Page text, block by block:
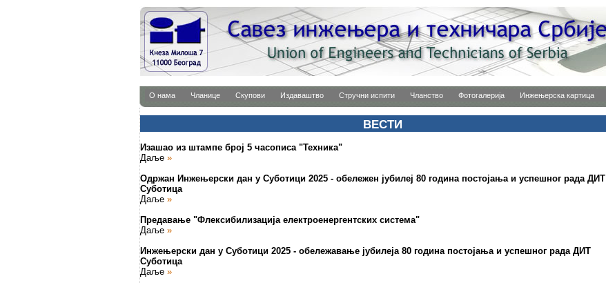
О нама Чланице Скупови Издаваштво Стручни испити Чланство Фотогалерија Инжењерска картица
ВЕСТИ
Изашао из штампе број 5 часописа "Техника"
Даље »
Одржан Инжењерски дан у Суботици 2025 - обележен јубилеј 80 година постојања и успешног рада ДИТ
Суботица
Даље »
Предавање "Флексибилизација електроенергентских система"
Даље »
Инжењерски дан у Суботици 2025 - обележавање јубилеја 80 година постојања и успешног рада ДИТ
Суботица
Даље »